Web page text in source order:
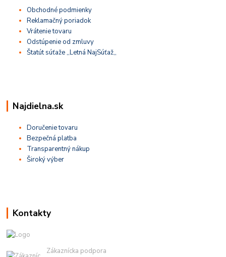
Obchodné podmienky
Reklamačný poriadok
Vrátenie tovaru
Odstúpenie od zmluvy
Štatút súťaže ,,Letná NajSúťaž,,
Najdielna.sk
Doručenie tovaru
Bezpečná platba
Transparentný nákup
Široký výber
Kontakty
Zákaznícka podpora